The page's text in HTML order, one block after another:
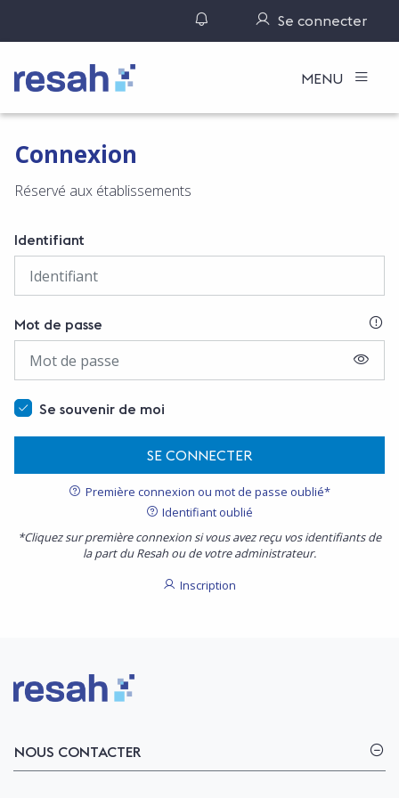
Gérer ses notifications
Se connecter
Logo Resah MENU
Connexion
Réservé aux établissements
Identifiant
Mot de passe
Se souvenir de moi
SE CONNECTER
Première connexion ou mot de passe oublié*
Identifiant oublié
*Cliquez sur première connexion si vous avez reçu vos identifiants de
la part du Resah ou de votre administrateur.
Inscription
Logo Resah
NOUS CONTACTER